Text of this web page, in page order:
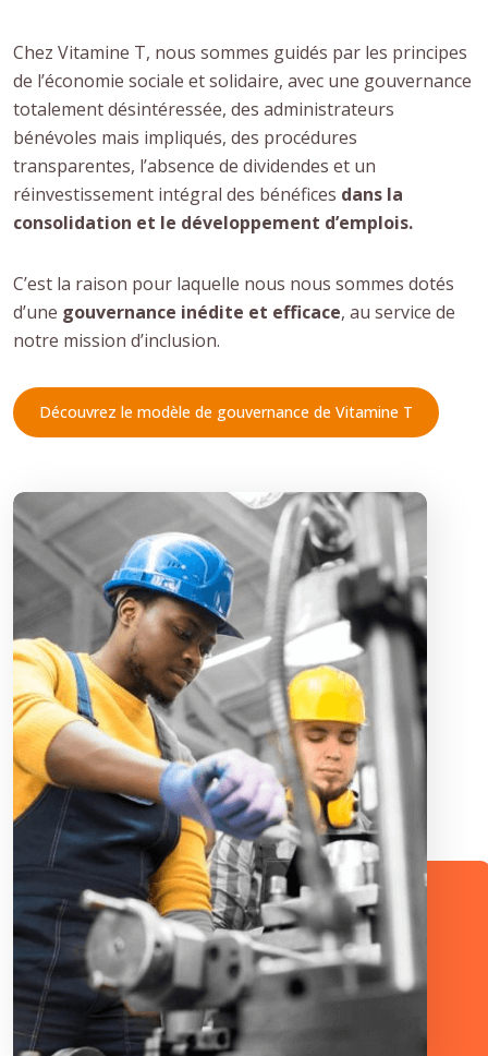
Chez Vitamine T, nous sommes guidés par les principes
de l’économie sociale et solidaire, avec une gouvernance
totalement désintéressée, des administrateurs
bénévoles mais impliqués, des procédures
transparentes, l’absence de dividendes et un
réinvestissement intégral des bénéfices dans la
consolidation et le développement d’emplois.
C’est la raison pour laquelle nous nous sommes dotés
d’une gouvernance inédite et efficace, au service de
notre mission d’inclusion.
Découvrez le modèle de gouvernance de Vitamine T